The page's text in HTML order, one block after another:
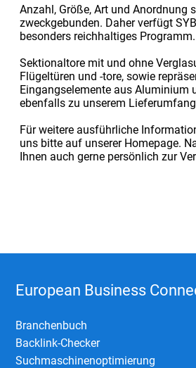
Anzahl, Größe, Art und Anordnung
zweckgebunden. Daher ver­fügt
besonders reichhaltiges Programm.
Sektionaltore mit und ohne
Flügeltüren und -tore, sowie
Eingangselemente aus Aluminium
ebenfalls zu unserem
Für weitere ausführliche
uns bitte auf unserer Homepage.
Ihnen auch gerne persönlich zur
European Business
Branchenbuch
Backlink-Checker
Suchmaschinenoptimierung